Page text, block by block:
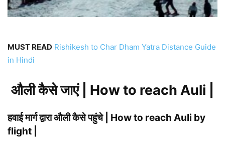
MUST READ Rishikesh to Char Dham Yatra Distance Guide
in Hindi
औली कैसे जाएं | How to reach Auli |
हवाई मार्ग द्वारा औली कैसे पहुंचे | How to reach Auli by
flight |